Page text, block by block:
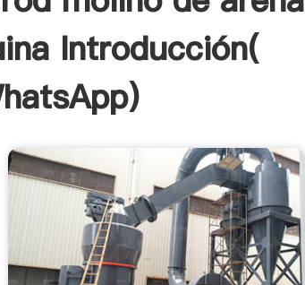
Introducción(
)